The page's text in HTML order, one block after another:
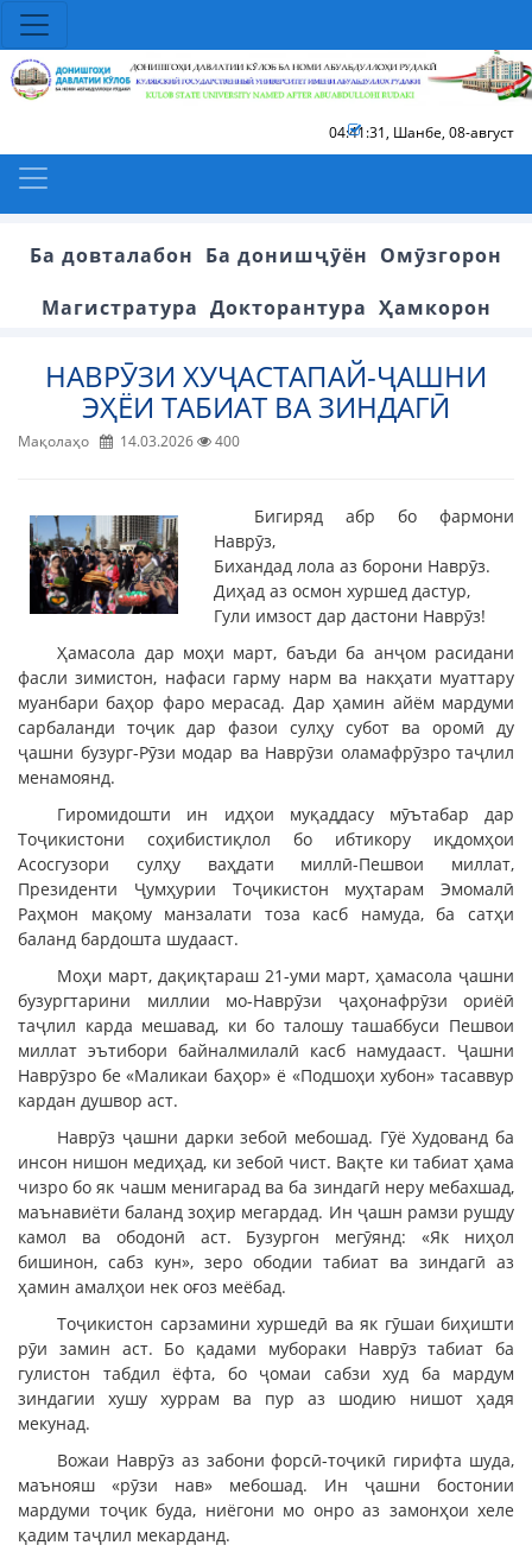
04:41:31, Шанбе, 08-август
Ба довталабон Ба донишҷӯён Омӯзгорон
Магистратура Докторантура Ҳамкорон
НАВРӮЗИ ХУҶАСТАПАЙ-ҶАШНИ
ЭҲЁИ ТАБИАТ ВА ЗИНДАГӢ
Мақолаҳо 14.03.2026 400
Бигиряд абр бо фармони
Наврӯз,
Бихандад лола аз борони Наврӯз.
Диҳад аз осмон хуршед дастур,
Гули имзост дар дастони Наврӯз!
Ҳамасола дар моҳи март, баъди ба анҷом расидани
фасли зимистон, нафаси гарму нарм ва накҳати муаттару
муанбари баҳор фаро мерасад. Дар ҳамин айём мардуми
сарбаланди тоҷик дар фазои сулҳу субот ва оромӣ ду
ҷашни бузург-Рӯзи модар ва Наврӯзи оламафрӯзро таҷлил
менамоянд.
Гиромидошти ин идҳои муқаддасу мӯътабар дар
Тоҷикистони соҳибистиқлол бо ибтикору иқдомҳои
Асосгузори сулҳу ваҳдати миллӣ-Пешвои миллат,
Президенти Ҷумҳурии Тоҷикистон муҳтарам Эмомалӣ
Раҳмон мақому манзалати тоза касб намуда, ба сатҳи
баланд бардошта шудааст.
Моҳи март, дақиқтараш 21-уми март, ҳамасола ҷашни
бузургтарини миллии мо-Наврӯзи ҷаҳонафрӯзи ориёӣ
таҷлил карда мешавад, ки бо талошу ташаббуси Пешвои
миллат эътибори байналмилалӣ касб намудааст. Ҷашни
Наврӯзро бе «Маликаи баҳор» ё «Подшоҳи хубон» тасаввур
кардан душвор аст.
Наврӯз ҷашни дарки зебоӣ мебошад. Гӯё Худованд ба
инсон нишон медиҳад, ки зебоӣ чист. Вақте ки табиат ҳама
чизро бо як чашм менигарад ва ба зиндагӣ неру мебахшад,
маънавиёти баланд зоҳир мегардад. Ин ҷашн рамзи рушду
камол ва ободонӣ аст. Бузургон мегӯянд: «Як ниҳол
бишинон, сабз кун», зеро ободии табиат ва зиндагӣ аз
ҳамин амалҳои нек оғоз меёбад.
Тоҷикистон сарзамини хуршедӣ ва як гӯшаи биҳишти
рӯи замин аст. Бо қадами мубораки Наврӯз табиат ба
гулистон табдил ёфта, бо ҷомаи сабзи худ ба мардум
зиндагии хушу хуррам ва пур аз шодию нишот ҳадя
мекунад.
Вожаи Наврӯз аз забони форсӣ-тоҷикӣ гирифта шуда,
маънояш «рӯзи нав» мебошад. Ин ҷашни бостонии
мардуми тоҷик буда, ниёгони мо онро аз замонҳои хеле
қадим таҷлил мекарданд.